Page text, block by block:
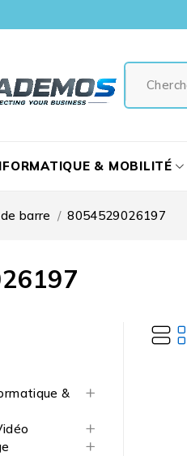
& MOBILITÉ
barre / 8054529026197
&